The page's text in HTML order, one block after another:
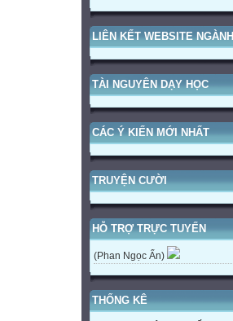
LIÊN KẾT WEBSITE NGÀNH
TÀI NGUYÊN DẠY HỌC
CÁC Ý KIẾN MỚI NHẤT
TRUYỆN CƯỜI
HỖ TRỢ TRỰC TUYẾN
(Phan Ngọc Ẩn)
THỐNG KÊ